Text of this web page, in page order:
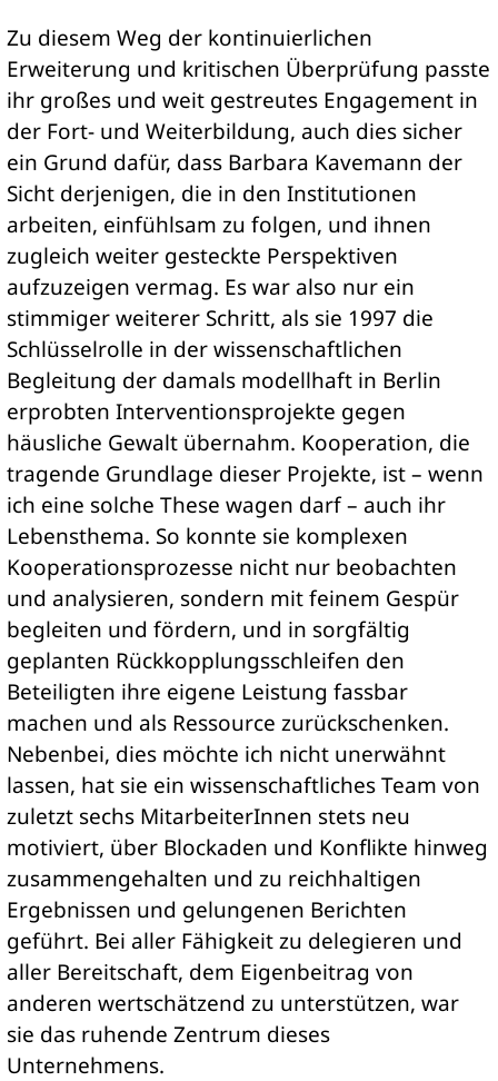
Zu diesem Weg der kontinuierlichen
Erweiterung und kritischen Überprüfung passte
ihr großes und weit gestreutes Engagement in
der Fort- und Weiterbildung, auch dies sicher
ein Grund dafür, dass Barbara Kavemann der
Sicht derjenigen, die in den Institutionen
arbeiten, einfühlsam zu folgen, und ihnen
zugleich weiter gesteckte Perspektiven
aufzuzeigen vermag. Es war also nur ein
stimmiger weiterer Schritt, als sie 1997 die
Schlüsselrolle in der wissenschaftlichen
Begleitung der damals modellhaft in Berlin
erprobten Interventionsprojekte gegen
häusliche Gewalt übernahm. Kooperation, die
tragende Grundlage dieser Projekte, ist – wenn
ich eine solche These wagen darf – auch ihr
Lebensthema. So konnte sie komplexen
Kooperationsprozesse nicht nur beobachten
und analysieren, sondern mit feinem Gespür
begleiten und fördern, und in sorgfältig
geplanten Rückkopplungsschleifen den
Beteiligten ihre eigene Leistung fassbar
machen und als Ressource zurückschenken.
Nebenbei, dies möchte ich nicht unerwähnt
lassen, hat sie ein wissenschaftliches Team von
zuletzt sechs MitarbeiterInnen stets neu
motiviert, über Blockaden und Konflikte hinweg
zusammengehalten und zu reichhaltigen
Ergebnissen und gelungenen Berichten
geführt. Bei aller Fähigkeit zu delegieren und
aller Bereitschaft, dem Eigenbeitrag von
anderen wertschätzend zu unterstützen, war
sie das ruhende Zentrum dieses
Unternehmens.